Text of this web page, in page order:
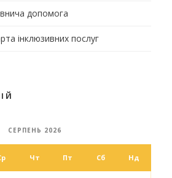
допомога
інклюзивних послуг
СЕРПЕНЬ 2026
Чт Пт Сб Нд